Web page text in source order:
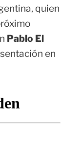
quien
Pablo El
en